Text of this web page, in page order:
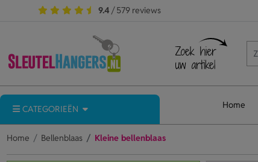
9.4 / 579 reviews
CATEGORIEËN Home
Home Bellenblaas Kleine bellenblaas